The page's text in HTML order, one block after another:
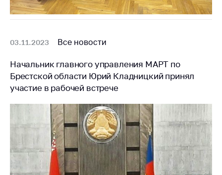
03.11.2023 Все новости
Начальник главного управления МАРТ по
Брестской области Юрий Кладницкий принял
участие в рабочей встрече